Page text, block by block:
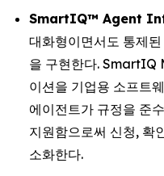
SmartIQ™ Agent
대화형이면서도 통제
을 구현한다. SmartIQ
이션을 기업용 소프트
에이전트가 규정을 준
지원함으로써 신청, 확
소화한다.